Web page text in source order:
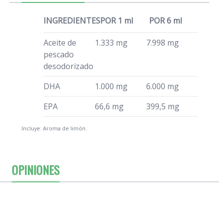
INGREDIENTESPOR 1 ml POR 6 ml
Aceite de
pescado
desodorizado
1.333 mg 7.998 mg
DHA 1.000 mg
6.000 mg
EPA
66,6 mg 399,5 mg
Incluye: Aroma de limón.
OPINIONES